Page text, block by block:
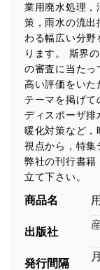
業用廃水処理，
策，雨水の流出
わる幅広い分野
ります。 斯界
の審査に当たっ
高い評価をいた
テーマを掲げて
ディスポーザ排
暖化対策など，
視点から，特集
弊社の刊行書籍
立て下さい。
商品名
出版社
発行間隔